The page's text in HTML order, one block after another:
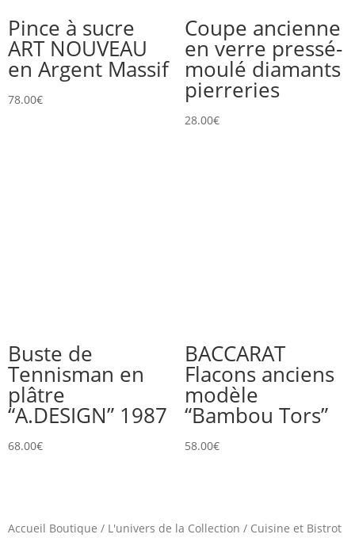
Pince à sucre
ART NOUVEAU
en Argent Massif
78.00€
Coupe ancienne
en verre pressé-
moulé diamants
pierreries
28.00€
Buste de
Tennisman en
plâtre
“A.DESIGN” 1987
68.00€
BACCARAT
Flacons anciens
modèle
“Bambou Tors”
58.00€
Accueil Boutique / L'univers de la Collection / Cuisine et Bistrot